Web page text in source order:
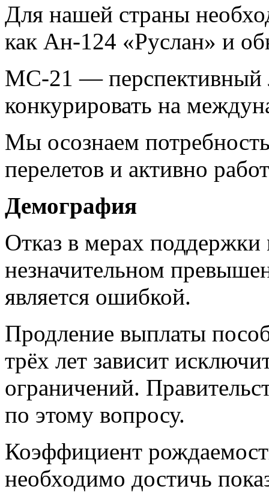
Для нашей страны
как Ан-124 «Руслан» и
МС-21 — перспективный
конкурировать на
Мы осознаем
перелетов и активно
Демография
Отказ в мерах
незначительном
является ошибкой.
Продление выплаты
трёх лет зависит
ограничений.
по этому вопросу.
Коэффициент
необходимо достичь